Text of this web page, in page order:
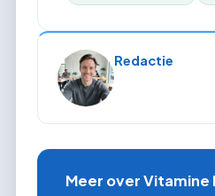
Redactie
Meer over Vitamine